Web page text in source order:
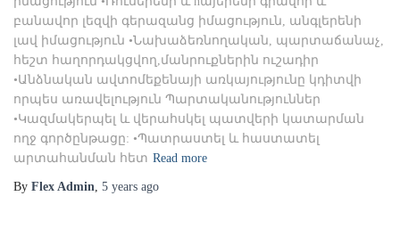
բանավոր լեզվի գերազանց իմացություն, անգլերենի
լավ իմացություն •Նախաձեռնողական, պարտաճանաչ,
հեշտ հաղորդակցվող,մանրուքներին ուշադիր
•Անձնական ավտոմեքենայի առկայությունը կդիտվի
որպես առավելություն Պարտականություններ
•Կազմակերպել և վերահսկել պատվերի կատարման
ողջ գործընթացը: •Պատրաստել և հաստատել
արտահանման հետ Read more
By Flex Admin, 5 years ago